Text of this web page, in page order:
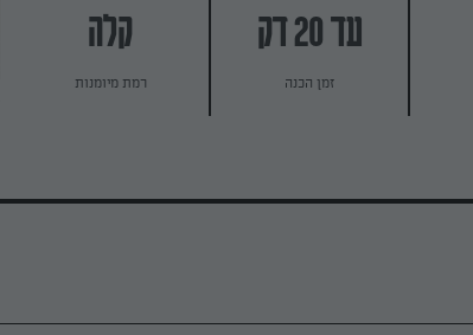
עד 20 דק
זמן הכנה
קלה
רמת מיומנות